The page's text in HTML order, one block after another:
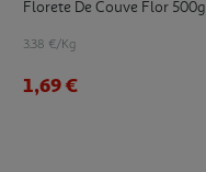
Florete De Couve Flor 500g
3.38 €/Kg
1,69 €